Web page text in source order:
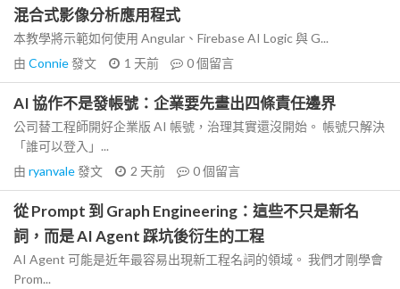
混合式影像分析應用程式
本教學將示範如何使用 Angular、Firebase AI Logic 與 G...
由 Connie發文 1 天前 0個留言
AI 協作不是發帳號：企業要先畫出四條責任邊界
公司替工程師開好企業版 AI 帳號，治理其實還沒開始。 帳號只解決
「誰可以登入」...
由 ryanvale發文 2 天前 0個留言
從 Prompt 到 Graph Engineering：這些不只是新名
詞，而是 AI Agent 踩坑後衍生的工程
AI Agent 可能是近年最容易出現新工程名詞的領域。 我們才剛學會
Prom...